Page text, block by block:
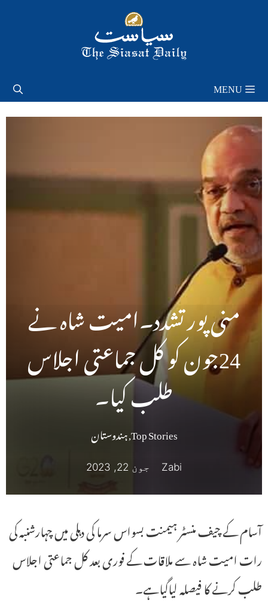
MENU
منی پور تشدد۔امیت شاہ نے
24جون کو کل جماعتی اجلاس
طلب کیا۔
Top Stories
,ہندوستان
Zabi جون 22, 2023
آسام کے چیف منسٹر ہیمنت بسواس سرما کی دہلی میں چہارشنبہ کی
رات امیت شاہ سے ملاقات کے فوری بعد کل جماعتی اجلاس
طلب کرنے کا فیصلہ لیاگیاہے۔